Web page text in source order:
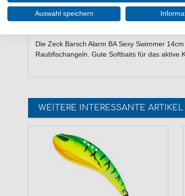
Offset Schlitz
vielseitig einsetzbar
Die Zeck Barsch Alarm BA Sexy Swimmer
Raubfischangeln. Gute Softbaits für das aktive
WEITERE INTERESSANTE ARTIKEL
Auswahl speichern